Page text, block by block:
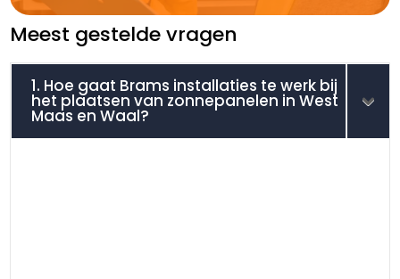
Meest gestelde vragen
1. Hoe gaat Brams installaties te werk bij
het plaatsen van zonnepanelen in West
Maas en Waal?